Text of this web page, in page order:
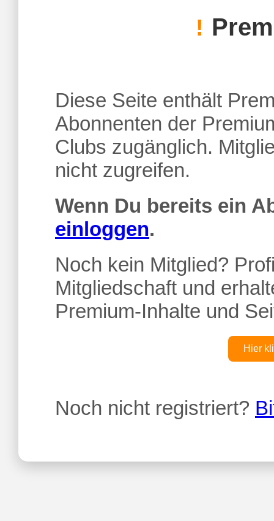
!
Diese Seite enthält
Abonnenten der
Clubs zugänglich.
nicht zugreifen.
Wenn Du bereits ein
einloggen.
Noch kein Mitglied?
Mitgliedschaft und
Premium-Inhalte und
Hier
Noch nicht registriert?